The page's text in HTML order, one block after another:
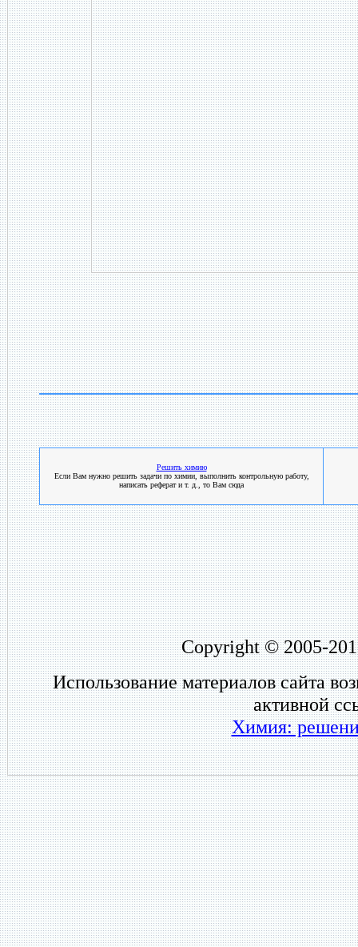
Решить химию
Если Вам нужно решить задачи по химии, выполнить контрольную работу,
написать реферат и т. д., то Вам сюда
Copyright © 2005-
Использование материалов сайта
активной
Химия: